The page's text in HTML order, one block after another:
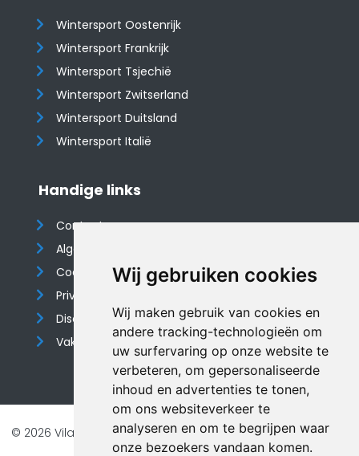
Wij gebruiken cookies
Wij maken gebruik van cookies en
andere tracking-technologieën om
uw surfervaring op onze website te
verbeteren, om gepersonaliseerde
inhoud en advertenties te tonen,
om ons websiteverkeer te
analyseren en om te begrijpen waar
onze bezoekers vandaan komen.
Wintersport Oostenrijk
Wintersport Frankrijk
Wintersport Tsjechië
Wintersport Zwitserland
Wintersport Duitsland
Wintersport Italië
Handige links
Contact
Algemene voorwaarden
Cookieverklaring
Privacyverklaring
Disclaimer
Vakantiehuis website
© 2026 Vilando Vakantiehuizen |Website door FalcoTravel